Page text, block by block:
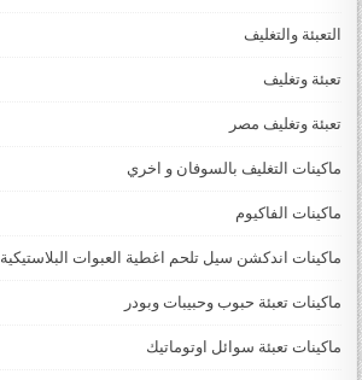
التعبئة والتغليف
تعبئة وتغليف
تعبئة وتغليف مصر
ماكينات التغليف بالسوفان و اخري
ماكينات الفاكيوم
ماكينات اندكشن سيل تلحم اغطية العبوات البلاستيكية
ماكينات تعبئة حبوب وحبيبات وبودر
ماكينات تعبئة سوائل اوتوماتيك